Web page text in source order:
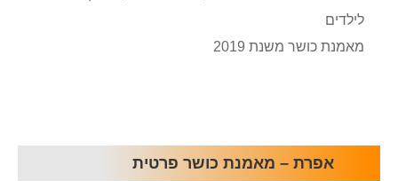
לילדים
מאמנת כושר משנת 2019
אפרת – מאמנת כושר פרטית